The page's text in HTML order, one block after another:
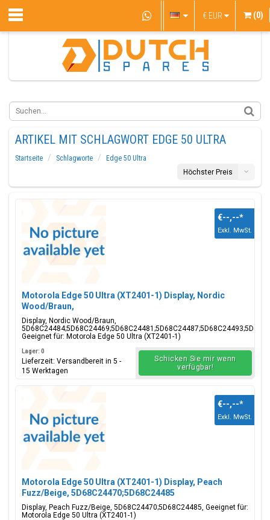
€ EUR (0)
ARTIKEL MIT SCHLAGWORT EDGE 50 ULTRA
Startseite Schlagworte
Edge 50 Ultra
Höchster Preis
Motorola Edge 50 Ultra (XT2401-1) Display, Nordic
Wood/Braun,
Display, Nordic Wood/Braun,
Geeignet für: Motorola Edge 50 Ultra (XT2401-1)
€--,--*
Exkl. MwSt.
Lager: 0
Lieferzeit: Versandbereit in 5 -
15 Werktagen
Schicken Sie mir wenn
verfügbar!
Motorola Edge 50 Ultra (XT2401-1) Display, Peach
Fuzz/Beige, 5D68C24470;5D68C24485
Display, Peach Fuzz/Beige, 5D68C24470;5D68C24485, Geeignet für:
Motorola Edge 50 Ultra (XT2401-1)
€--,--*
Exkl. MwSt.